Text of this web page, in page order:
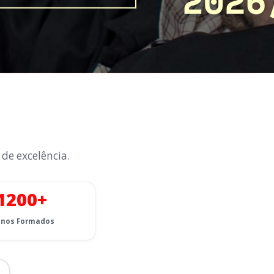
excelência.
Formados